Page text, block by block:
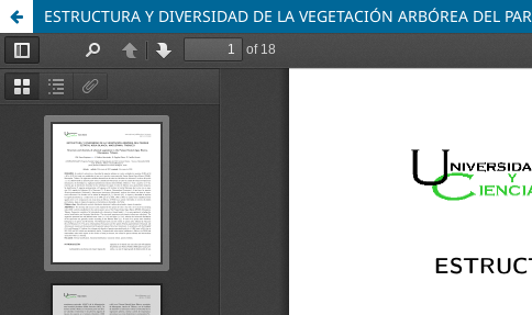
ESTRUCTURA Y DIVERSIDAD DE LA VEGETACIÓN ARBÓREA DEL